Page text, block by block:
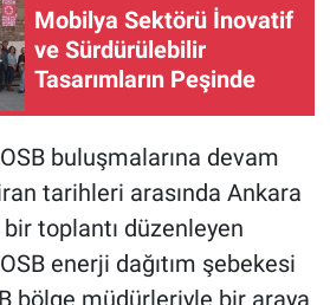
Mobilya Sektörü İnovatif
ve Sürdürülebilir
Tasarımların Peşinde
buluşmalarına devam
tarihleri arasında Ankara
toplantı düzenleyen
enerji dağıtım şebekesi